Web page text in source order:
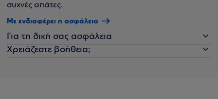
συχνές απάτες.
Με ενδιαφέρει η ασφάλεια
Για τη δική σας ασφάλεια
Χρειάζεστε βοήθεια;